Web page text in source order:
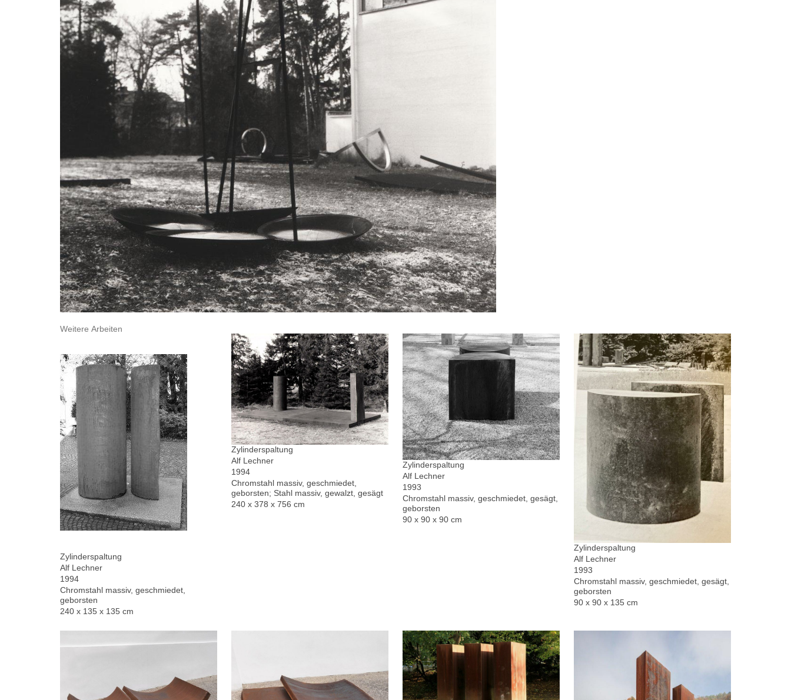
Weitere Arbeiten
Zylinderspaltung
Alf Lechner
1994
Chromstahl massiv, geschmiedet,
geborsten
240 x 135 x 135 cm
Zylinderspaltung
Alf Lechner
1994
Chromstahl massiv, geschmiedet,
geborsten; Stahl massiv, gewalzt, gesägt
240 x 378 x 756 cm
Zylinderspaltung
Alf Lechner
1993
Chromstahl massiv, geschmiedet, gesägt,
geborsten
90 x 90 x 90 cm
Zylinderspaltung
Alf Lechner
1993
Chromstahl massiv, geschmiedet, gesägt,
geborsten
90 x 90 x 135 cm